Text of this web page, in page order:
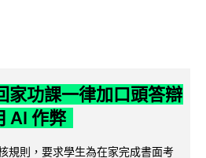
家功課一律加口頭答辯
AI 作弊
規則，要求學生為在家完成書面考